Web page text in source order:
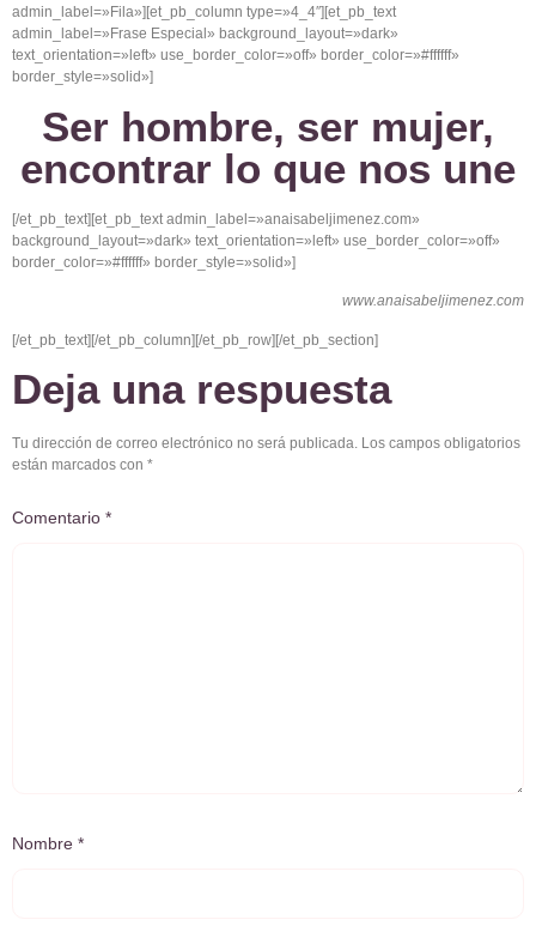
admin_label=»Fila»][et_pb_column type=»4_4″][et_pb_text
admin_label=»Frase Especial» background_layout=»dark»
text_orientation=»left» use_border_color=»off» border_color=»#ffffff»
border_style=»solid»]
Ser hombre, ser mujer,
encontrar lo que nos une
[/et_pb_text][et_pb_text admin_label=»anaisabeljimenez.com»
background_layout=»dark» text_orientation=»left» use_border_color=»off»
border_color=»#ffffff» border_style=»solid»]
www.anaisabeljimenez.com
[/et_pb_text][/et_pb_column][/et_pb_row][/et_pb_section]
Deja una respuesta
Tu dirección de correo electrónico no será publicada. Los campos obligatorios
están marcados con *
Comentario *
Nombre *